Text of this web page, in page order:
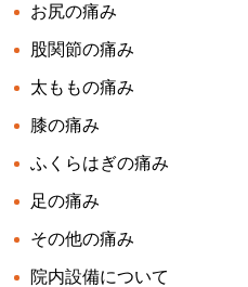
お尻の痛み
股関節の痛み
太ももの痛み
膝の痛み
ふくらはぎの痛み
足の痛み
その他の痛み
院内設備について